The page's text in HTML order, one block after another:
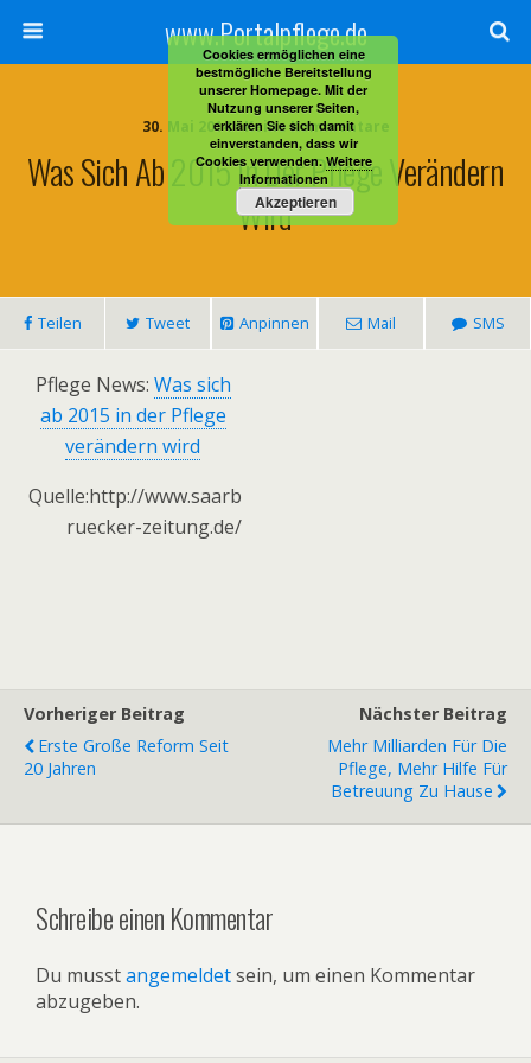
www.Portalpflege.de
30. Mai 2014 • Keine Kommentare
Was Sich Ab 2015 In Der Pflege Verändern
Wird
Teilen Tweet Anpinnen Mail SMS
Pflege News: Was sich
ab 2015 in der Pflege
verändern wird
Quelle:http://www.saarb
ruecker-zeitung.de/
Vorheriger Beitrag
Erste Große Reform Seit
20 Jahren
Nächster Beitrag
Mehr Milliarden Für Die
Pflege, Mehr Hilfe Für
Betreuung Zu Hause
Schreibe einen Kommentar
Du musstangemeldetsein, um einen Kommentar
abzugeben.
Cookies ermöglichen eine
bestmögliche Bereitstellung
unserer Homepage. Mit der
Nutzung unserer Seiten,
erklären Sie sich damit
einverstanden, dass wir
Cookies verwenden.Weitere
Informationen
Akzeptieren